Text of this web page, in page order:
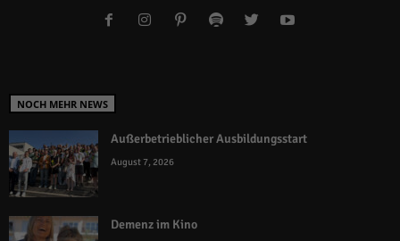
NOCH MEHR NEWS
Außerbetrieblicher Ausbildungsstart
August 7, 2026
Demenz im Kino